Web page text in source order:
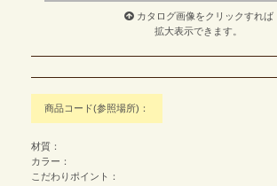
カタログ画像をクリックすれば
拡大表示できます。
商品コード(参照場所)：
材質：
カラー：
こだわりポイント：